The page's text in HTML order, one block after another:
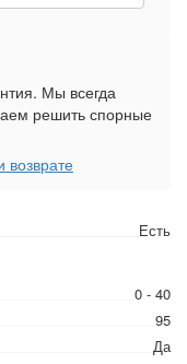
Есть
0 - 40
95
Да
Мы всегда
решить спорные
возврате